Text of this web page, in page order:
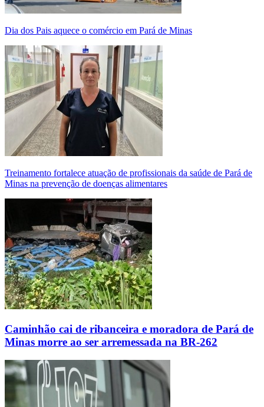
Dia dos Pais aquece o comércio em Pará de Minas
Treinamento fortalece atuação de profissionais da saúde de Pará de
Minas na prevenção de doenças alimentares
Caminhão cai de ribanceira e moradora de Pará de
Minas morre ao ser arremessada na BR-262